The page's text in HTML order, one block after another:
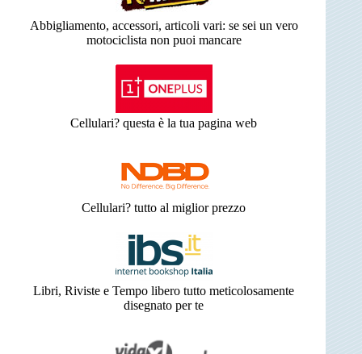
Abbigliamento, accessori, articoli vari: se sei un vero
motociclista non puoi mancare
Cellulari? questa è la tua pagina web
Cellulari? tutto al miglior prezzo
Libri, Riviste e Tempo libero tutto meticolosamente
disegnato per te